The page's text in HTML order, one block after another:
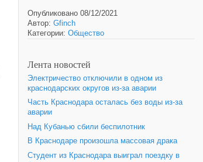
Опубликовано 08/12/2021
Автор: Gfinch
Категории: Общество
Лента новостей
Электричество отключили в одном из
краснодарских округов из-за аварии
Часть Краснодара осталась без воды из-за
аварии
Над Кубанью сбили беспилотник
В Краснодаре произошла массовая драка
Студент из Краснодара выиграл поездку в